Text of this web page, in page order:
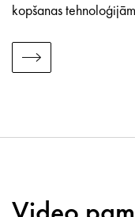
kopšanas tehnoloģijām